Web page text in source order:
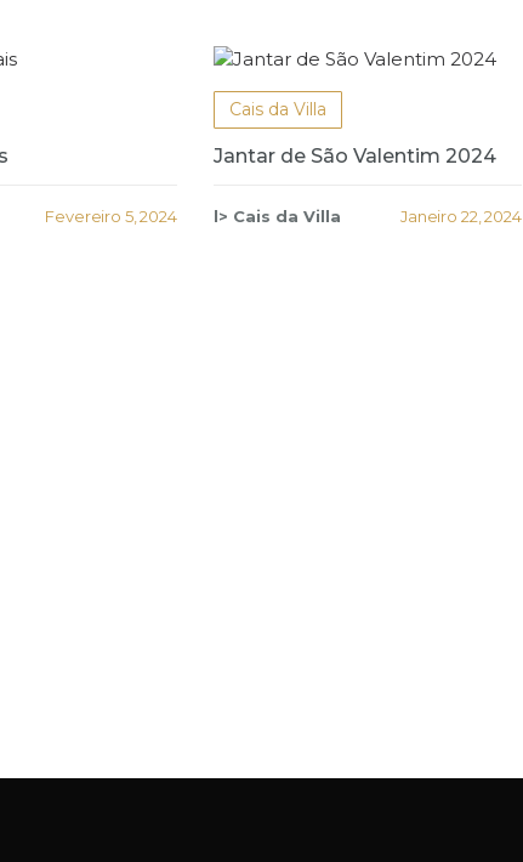
Fevereiro 5, 2024
Cais da Villa
Jantar de São Valentim 2024
l> Cais da Villa Janeiro 22, 2024